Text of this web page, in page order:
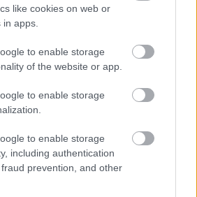
like cookies on web or
apps.
to enable storage
of the website or app.
to enable storage
to enable storage
including authentication
prevention, and other
||